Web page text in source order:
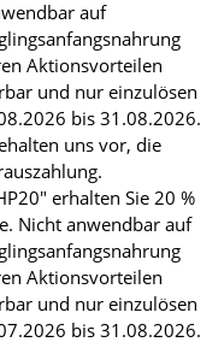
auf
Aktionsvorteilen
und nur einzulösen
bis 31.08.2026.
uns vor, die
erhalten Sie 20 %
Nicht anwendbar auf
Aktionsvorteilen
und nur einzulösen
bis 31.08.2026.